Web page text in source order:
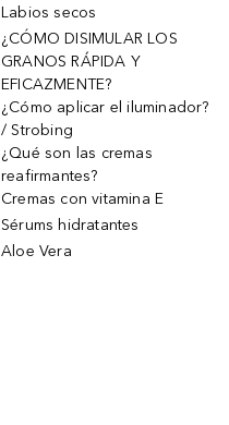
Labios secos
¿CÓMO DISIMULAR LOS
GRANOS RÁPIDA Y
EFICAZMENTE?
¿Cómo aplicar el iluminador?
/ Strobing
¿Qué son las cremas
reafirmantes?
Cremas con vitamina E
Sérums hidratantes
Aloe Vera